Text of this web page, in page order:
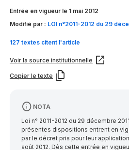
Entrée en vigueur le 1 mai 2012
Modifié par : LOI n°2011-2012 du 29
127 textes citent l'article
Voir la source institutionnelle
Copier le texte
NOTA
Loi n° 2011-2012 du 29 décembre
présentes dispositions entrent en
par le décret pris pour leur
août 2012. Dès cette entrée en